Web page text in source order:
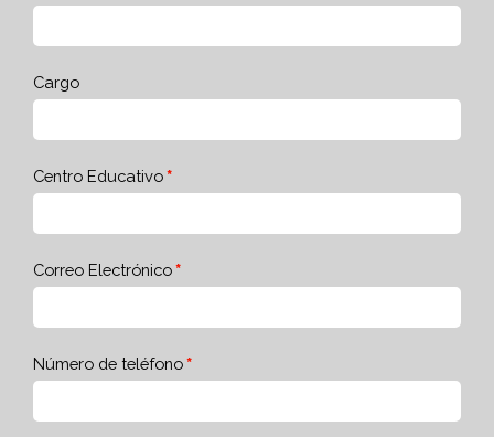
Cargo
Centro Educativo
Correo Electrónico
Número de teléfono